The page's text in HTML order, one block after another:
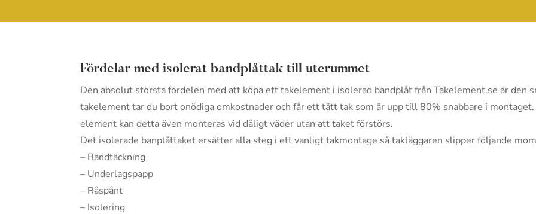
Fördelar med isolerat bandplåttak till uterummet
Den absolut största fördelen med att köpa ett takelement i isolerad bandplåt från Takelement.se är den
takelement tar du bort onödiga omkostnader och får ett tätt tak som är upp till 80% snabbare i
element kan detta även monteras vid dåligt väder utan att taket förstörs.
Det isolerade banplåttaket ersätter alla steg i ett vanligt takmontage så takläggaren slipper följande
– Bandtäckning
– Underlagspapp
– Råspånt
– Isolering